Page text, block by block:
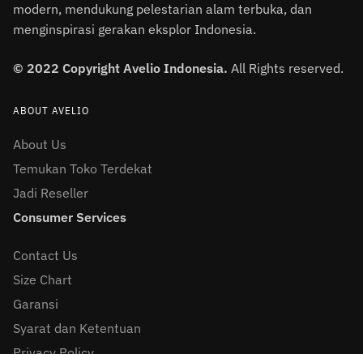
modern, mendukung pelestarian alam terbuka, dan
menginspirasi gerakan eksplor Indonesia.
© 2022 Copyright Avelio Indonesia. All Rights reserved.
ABOUT AVELIO
About Us
Temukan Toko Terdekat
Jadi Reseller
Consumer Services
Contact Us
Size Chart
Garansi
Syarat dan Ketentuan